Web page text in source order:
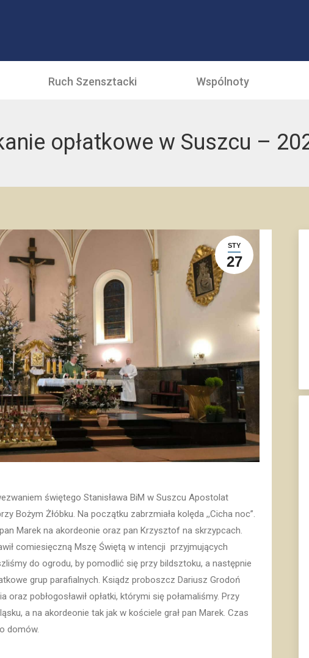
Ruch Szensztacki Wspólnoty
opłatkowe w Suszcu –
STY
27
świętego Stanisława BiM w Suszcu Apostolat
Bożym Żłóbku. Na początku zabrzmiała kolęda ,,Cicha noc”.
Marek na akordeonie oraz pan Krzysztof na skrzypcach.
comiesięczną Mszę Świętą w intencji przyjmujących
do ogrodu, by pomodlić się przy bildsztoku, a następnie
grup parafialnych. Ksiądz proboszcz Dariusz Grodoń
oraz pobłogosławił opłatki, którymi się połamaliśmy. Przy
a na akordeonie tak jak w kościele grał pan Marek. Czas
domów.